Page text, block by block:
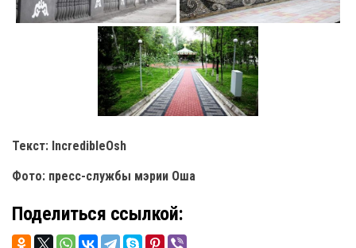
Текст: IncredibleOsh
Фото: пресс-службы мэрии Оша
Поделиться ссылкой: